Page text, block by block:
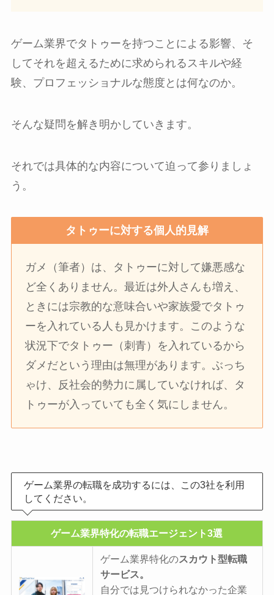
ゲーム業界でタトゥーを持つことによる影響、そ
してそれを超えるために求められるスキルや経
験、プロフェッショナルな態度とは何なのか。
そんな疑問を解き明かしていきます。
それでは具体的な内容について迫って参りましょ
う。
タトゥーに対する個人的見解
ガメ（筆者）は、タトゥーに対して嫌悪感な
ど全くありません。最近は外人さんも増え、
ときには宗教的な意味合いや家族愛でタトゥ
ーを入れている人も見かけます。このような
状況下でタトゥー（刺青）を入れているから
ダメだという理由は無理があります。ぶっち
ゃけ、反社会的勢力に属していなければ、タ
トゥーが入っていても全く気にしません。
ゲーム業界の転職を成功するには、この3社を利用
してください。
ゲーム業界特化の転職エージェント3選
ゲーム業界特化のスカウト型転職
サービス。
自分では見つけられなかった企業